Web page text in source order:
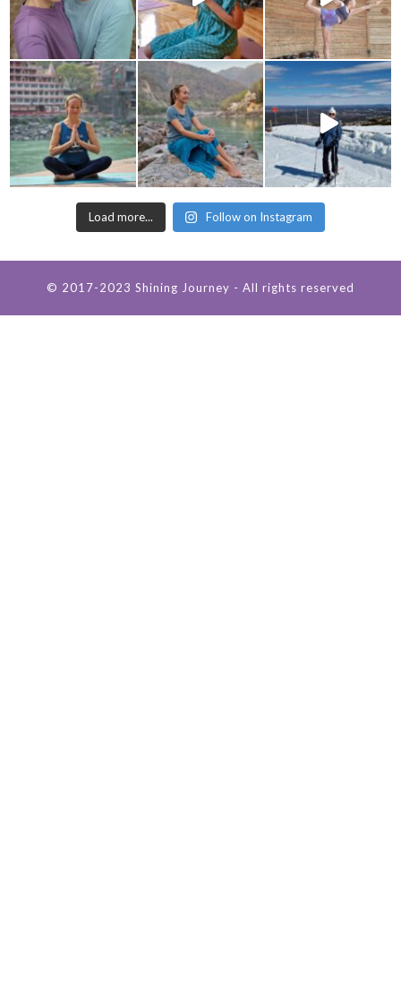
Load more... Follow on Instagram
© 2017-2023 Shining Journey - All rights reserved